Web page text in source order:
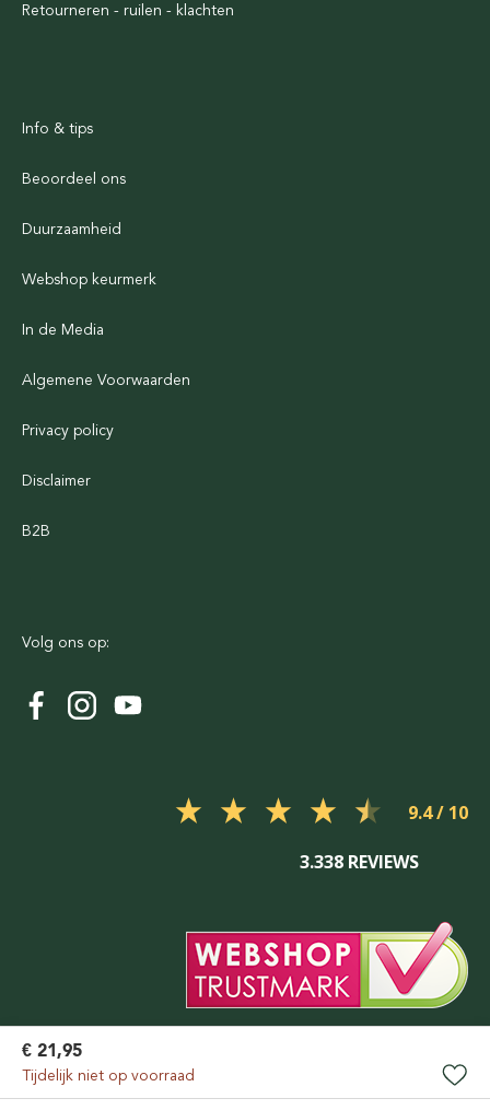
€ 21,95
Tijdelijk niet op voorraad
Retourneren - ruilen - klachten
Info & tips
Beoordeel ons
Duurzaamheid
Webshop keurmerk
In de Media
Algemene Voorwaarden
Privacy policy
Disclaimer
B2B
Volg ons op:
9.4
3.338 REVIEWS